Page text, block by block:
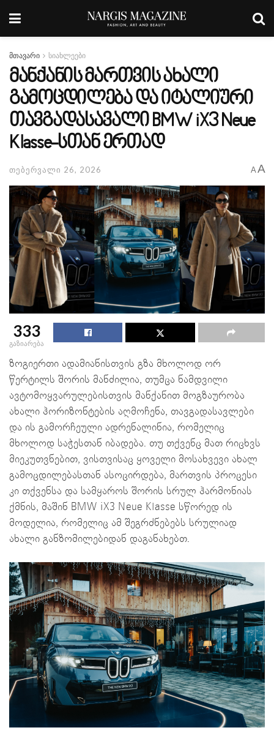
მთავარი სიახლეები
მანქანის მართვის ახალი
გამოცდილება და იტალიური
თავგადასავალი BMW iX3 Neue
Klasse-სთან ერთად
თებერვალი 26, 2026 A A
333
გაზიარება
ზოგიერთი ადამიანისთვის გზა მხოლოდ ორ
წერტილს შორის მანძილია, თუმცა ნამდვილი
ავტომოყვარულებისთვის მანქანით მოგზაურობა
ახალი ჰორიზონტების აღმოჩენა, თავგადასავლები
და ის გამორჩეული ადრენალინია, რომელიც
მხოლოდ საჭესთან იბადება. თუ თქვენც მათ რიცხვს
მიეკუთვნებით, ვისთვისაც ყოველი მოსახვევი ახალ
გამოცდილებასთან ასოცირდება, მართვის პროცესი
კი თქვენსა და სამყაროს შორის სრულ ჰარმონიას
ქმნის, მაშინ BMW iX3 Neue Klasse სწორედ ის
მოდელია, რომელიც ამ შეგრძნებებს სრულიად
ახალი განზომილებიდან დაგანახებთ.